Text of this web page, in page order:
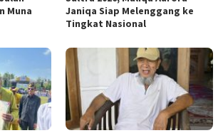
Muna
Janiqa Siap Melenggang ke
Tingkat Nasional